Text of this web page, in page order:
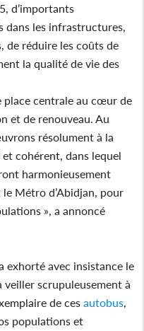
d’importants
dans les infrastructures,
de réduire les coûts de
la qualité de vie des
place centrale au cœur de
et de renouveau. Au
résolument à la
et cohérent, dans lequel
harmonieusement
le Métro d’Abidjan, pour
», a annoncé
exhorté avec insistance le
veiller scrupuleusement à
de cesautobus
populations et